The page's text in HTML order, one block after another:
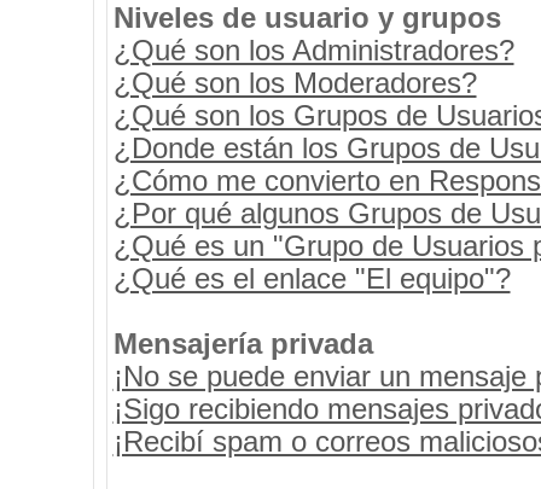
Niveles de usuario y grupos
¿Qué son los Administradores?
¿Qué son los Moderadores?
¿Qué son los Grupos de
¿Donde están los Grupos de
¿Cómo me convierto en
¿Por qué algunos Grupos de
¿Qué es un "Grupo de Usuarios
¿Qué es el enlace "El equipo"?
Mensajería privada
¡No se puede enviar un mensaje
¡Sigo recibiendo mensajes
¡Recibí spam o correos